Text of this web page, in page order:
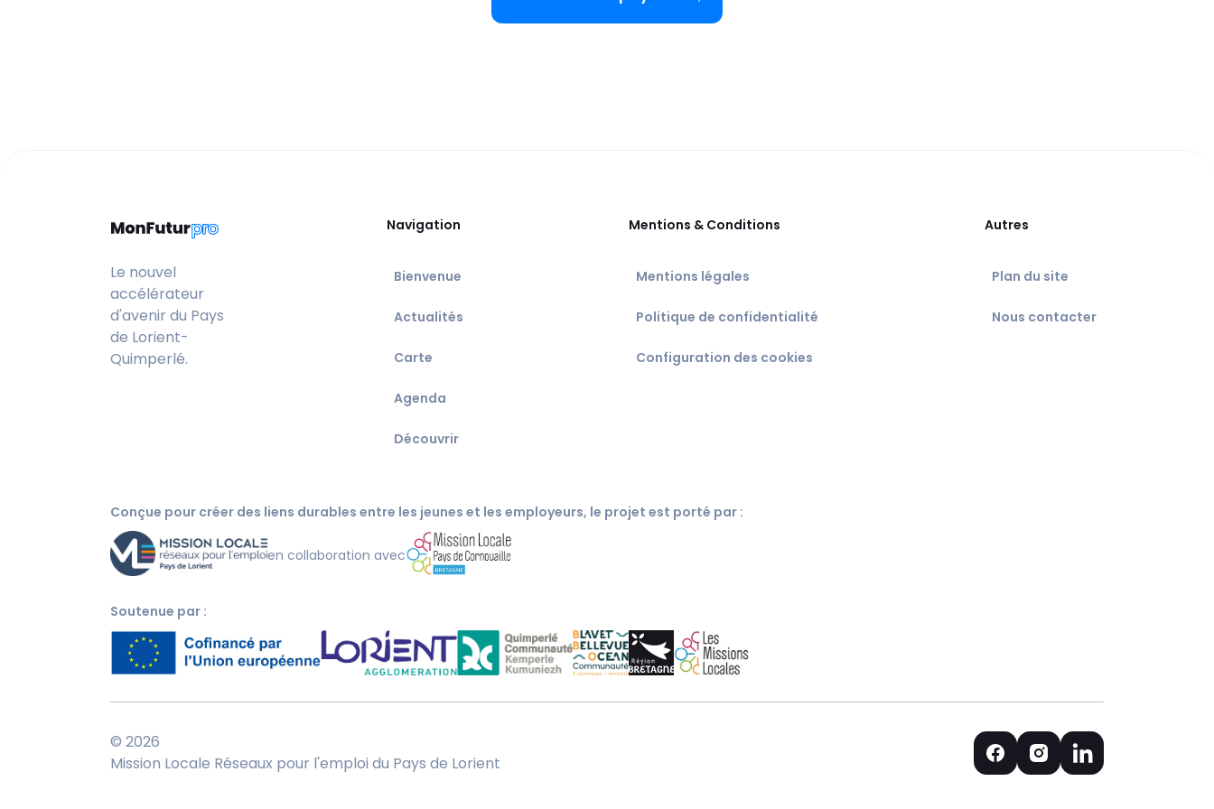
Le nouvel
accélérateur
d'avenir du Pays
de Lorient-
Quimperlé.
Navigation
Bienvenue
Actualités
Carte
Agenda
Découvrir
Mentions & Conditions
Mentions légales
Politique de confidentialité
Configuration des cookies
Autres
Plan du site
Nous contacter
Conçue pour créer des liens durables entre les jeunes et les employeurs, le projet est porté par :
en collaboration avec
Soutenue par :
© 2026
Mission Locale Réseaux pour l'emploi du Pays de Lorient